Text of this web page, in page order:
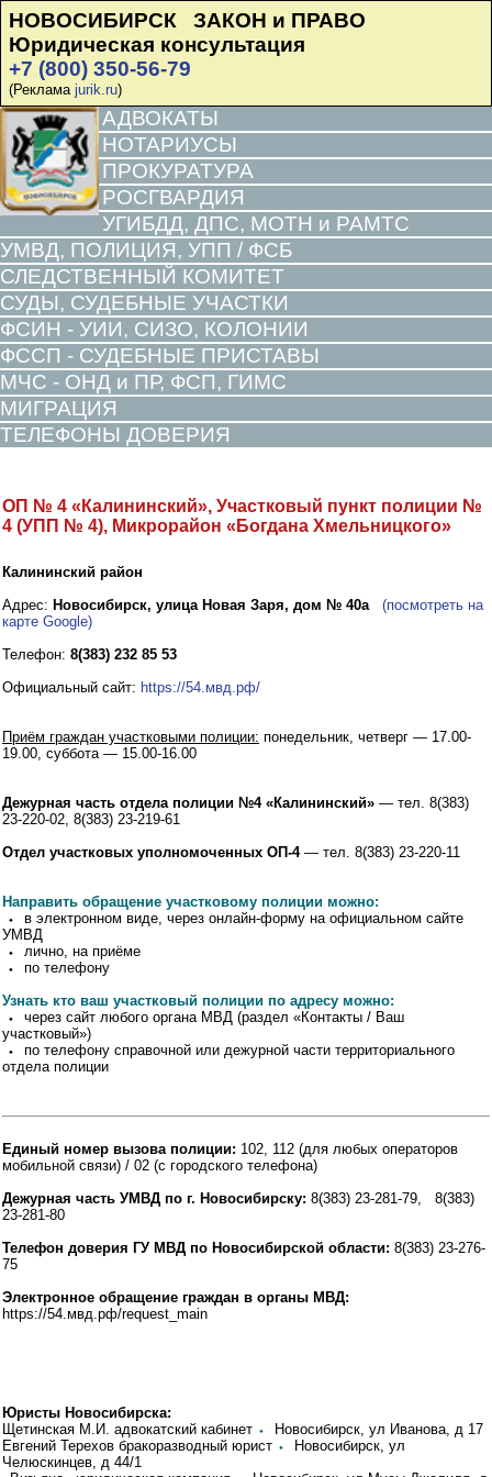
НОВОСИБИРСК ЗАКОН и ПРАВО
Юридическая консультация
+7 (800) 350-56-79
(Реклама jurik.ru)
АДВОКАТЫ
НОТАРИУСЫ
ПРОКУРАТУРА
РОСГВАРДИЯ
УГИБДД, ДПС, МОТН и РАМТС
УМВД, ПОЛИЦИЯ, УПП / ФСБ
СЛЕДСТВЕННЫЙ КОМИТЕТ
СУДЫ, СУДЕБНЫЕ УЧАСТКИ
ФСИН - УИИ, СИЗО, КОЛОНИИ
ФССП - СУДЕБНЫЕ ПРИСТАВЫ
МЧС - ОНД и ПР, ФСП, ГИМС
МИГРАЦИЯ
ТЕЛЕФОНЫ ДОВЕРИЯ
ОП № 4 «Калининский», Участковый пункт полиции №
4 (УПП № 4), Микрорайон «Богдана Хмельницкого»
Калининский район
Адрес: Новосибирск, улица Новая Заря, дом № 40а
(посмотреть на
карте Google)
Телефон: 8(383) 232 85 53
Официальный сайт: https://54.мвд.рф/
Приём граждан участковыми полиции: понедельник, четверг — 17.00-
19.00, суббота — 15.00-16.00
Дежурная часть отдела полиции №4 «Калининский» — тел. 8(383)
23-220-02, 8(383) 23-219-61
Отдел участковых уполномоченных ОП-4— тел. 8(383) 23-220-11
Направить обращение участковому полиции можно:
⬩ в электронном виде, через онлайн-форму на официальном сайте
УМВД
⬩ лично, на приёме
⬩ по телефону
Узнать кто ваш участковый полиции по адресу можно:
⬩ через сайт любого органа МВД (раздел «Контакты / Ваш
участковый»)
⬩ по телефону справочной или дежурной части территориального
отдела полиции
Единый номер вызова полиции: 102, 112 (для любых операторов
мобильной связи) / 02 (с городского телефона)
Дежурная часть УМВД по г. Новосибирску: 8(383) 23-281-79, 8(383)
23-281-80
Телефон доверия ГУ МВД по Новосибирской области: 8(383) 23-276-
75
Электронное обращение граждан в органы МВД:
https://54.мвд.рф/request_main
Юристы Новосибирска:
Щетинская М.И. адвокатский кабинет ⬩
Новосибирск, ул Иванова, д 17
Евгений Терехов бракоразводный юрист ⬩
Новосибирск, ул
Челюскинцев, д 44/1